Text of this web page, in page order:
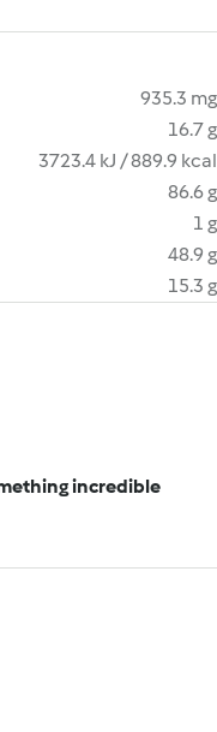
935.3 mg
16.7 g
3723.4 kJ / 889.9 kcal
86.6 g
1 g
48.9 g
15.3 g
incredible